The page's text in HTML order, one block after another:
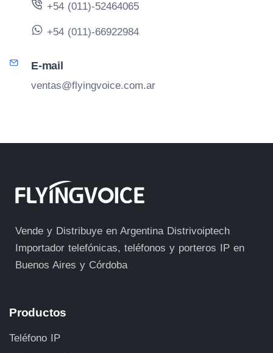
+54 (011)-52464065
+54 (011)-66922984
E-mail
ventas@flyingvoice.com.ar
Vende y Distribuye en Argentina Distrivoiptech
Importador telefónicas, teléfonos y porteros IP en
Buenos Aires y Córdoba
Productos
Teléfono IP